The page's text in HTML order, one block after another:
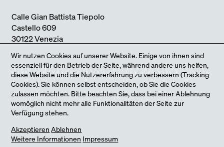
Calle Gian Battista Tiepolo
Castello 609
30122 Venezia
Für Nachrichten
mail@castellobooks.com
Schicke uns deine Buchidee oder Empfehlung
submissions@castellobooks.com
Impressum
Datenschutz
Jetzt neu: unser Online-Shop
Wir nutzen Cookies auf unserer Website. Einige von ihnen sind
essenziell für den Betrieb der Seite, während andere uns helfen,
diese Website und die Nutzererfahrung zu verbessern (Tracking
Cookies). Sie können selbst entscheiden, ob Sie die Cookies
zulassen möchten. Bitte beachten Sie, dass bei einer Ablehnung
womöglich nicht mehr alle Funktionalitäten der Seite zur
Verfügung stehen.
Akzeptieren Ablehnen
Weitere Informationen Impressum